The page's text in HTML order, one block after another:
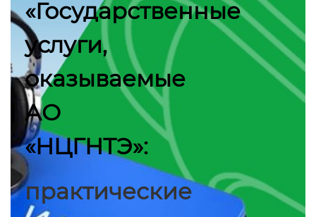
«Государственные
услуги,
оказываемые
АО
«НЦГНТЭ»:
практические